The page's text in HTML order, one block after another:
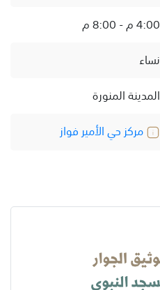
4:00 م - 8:00 م
نساء
المدينة المنورة
مركز حي الأمير فواز